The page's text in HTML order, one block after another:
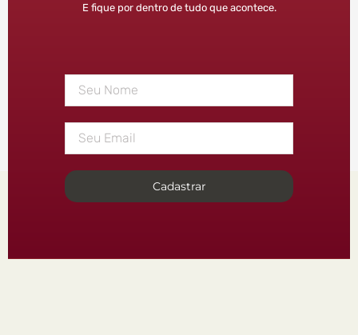
E fique por dentro de tudo que acontece.
Cadastrar